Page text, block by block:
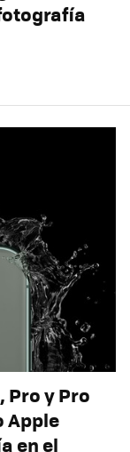
Pro y Pro
Apple
en el